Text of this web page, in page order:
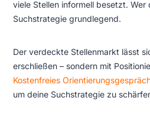
viele Stellen informell besetzt.
Suchstrategie grundlegend.
Der verdeckte Stellenmarkt lässt
erschließen – sondern mit
Kostenfreies
um deine Suchstrategie zu